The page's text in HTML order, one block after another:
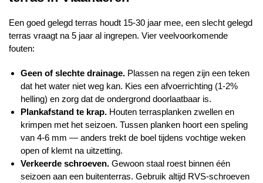
Een goed gelegd terras houdt 15-30 jaar mee, een slecht gelegd
terras vraagt na 5 jaar al ingrepen. Vier veelvoorkomende
fouten:
Geen of slechte drainage. Plassen na regen zijn een teken
dat het water niet weg kan. Kies een afvoerrichting (1-2%
helling) en zorg dat de ondergrond doorlaatbaar is.
Plankafstand te krap. Houten terrasplanken zwellen en
krimpen met het seizoen. Tussen planken hoort een speling
van 4-6 mm — anders trekt de boel tijdens vochtige weken
open of klemt na uitzetting.
Verkeerde schroeven. Gewoon staal roest binnen één
seizoen aan een buitenterras. Gebruik altijd RVS-schroeven